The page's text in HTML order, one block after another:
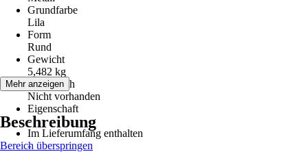
Grundfarbe
Lila
Form
Rund
Gewicht
5,482 kg
Bodenloch
Nicht vorhanden
Eigenschaft
-
Im Lieferumfang enthalten
-
Mehr anzeigen
Beschreibung
Bereich überspringen